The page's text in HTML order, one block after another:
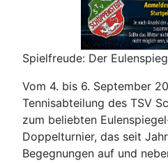
Spielfreude: Der
Vom 4. bis 6. September
Tennisabteilung des TSV
zum beliebten
Doppelturnier, das seit
Begegnungen auf und